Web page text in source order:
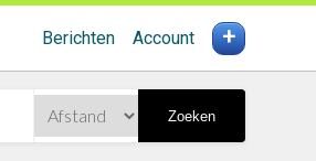
Berichten Account +
Zoeken